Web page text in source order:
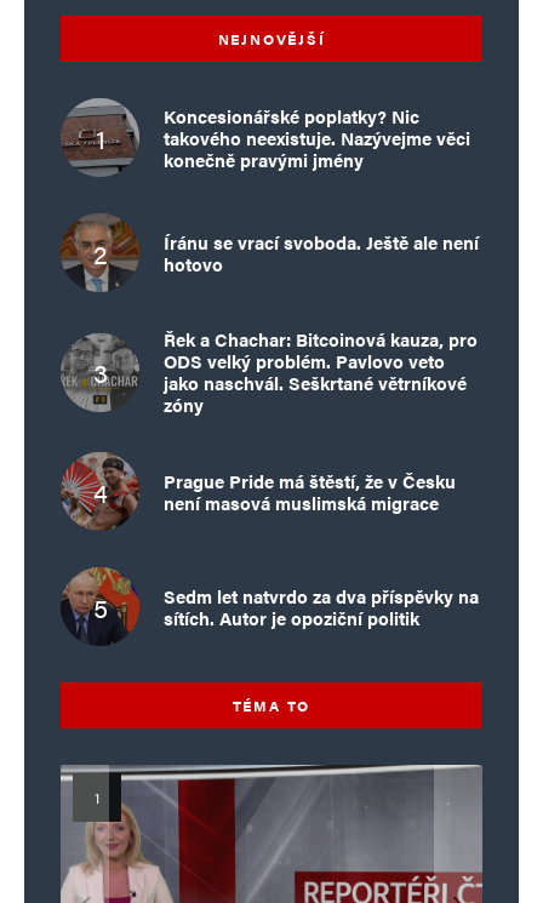
NEJNOVĚJŠÍ
Koncesionářské poplatky? Nic
takového neexistuje. Nazývejme věci
konečně pravými jmény
Íránu se vrací svoboda. Ještě ale není
hotovo
Řek a Chachar: Bitcoinová kauza, pro
ODS velký problém. Pavlovo veto
jako naschvál. Seškrtané větrníkové
zóny
Prague Pride má štěstí, že v Česku
není masová muslimská migrace
Sedm let natvrdo za dva příspěvky na
sítích. Autor je opoziční politik
TÉMA TO
Islamistický teror v EU, 6. díl:
Mýty o Václavu Klausovi:
Vymíráme a politici lžou: